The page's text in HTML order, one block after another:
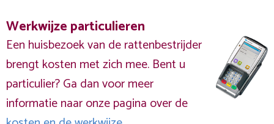
Werkwijze particulieren
Een huisbezoek van de rattenbestrijder
brengt kosten met zich mee. Bent u
particulier? Ga dan voor meer
informatie naar onze pagina over de